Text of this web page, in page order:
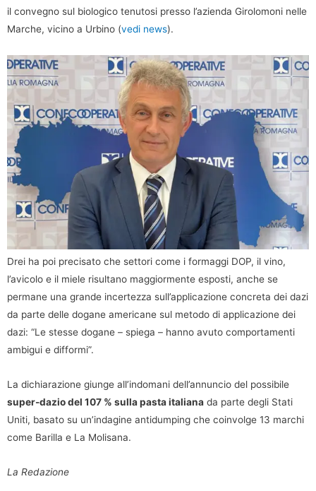
il convegno sul biologico tenutosi presso l’azienda Girolomoni nelle
Marche, vicino a Urbino (vedi news).
Drei ha poi precisato che settori come i formaggi DOP, il vino,
l’avicolo e il miele risultano maggiormente esposti, anche se
permane una grande incertezza sull’applicazione concreta dei dazi
da parte delle dogane americane sul metodo di applicazione dei
dazi: “Le stesse dogane – spiega – hanno avuto comportamenti
ambigui e difformi”.
La dichiarazione giunge all’indomani dell’annuncio del possibile
super-dazio del 107 % sulla pasta italiana da parte degli Stati
Uniti, basato su un’indagine antidumping che coinvolge 13 marchi
come Barilla e La Molisana.
La Redazione